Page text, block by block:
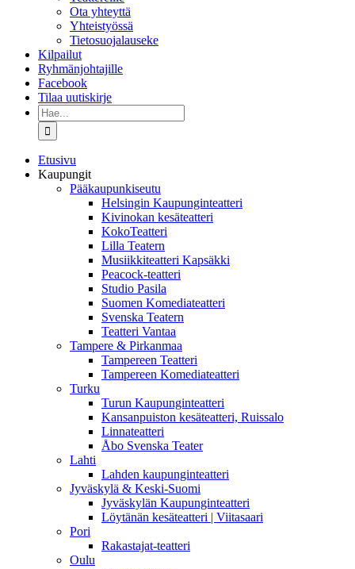
Ota yhteyttä
Yhteistyössä
Tietosuojalauseke
Kilpailut
Ryhmänjohtajille
Facebook
Tilaa uutiskirje
Etsi
...
Etusivu
Kaupungit
Pääkaupunkiseutu
Helsingin Kaupunginteatteri
Kivinokan kesäteatteri
KokoTeatteri
Lilla Teatern
Musiikkiteatteri Kapsäkki
Peacock-teatteri
Studio Pasila
Suomen Komediateatteri
Svenska Teatern
Teatteri Vantaa
Tampere & Pirkanmaa
Tampereen Teatteri
Tampereen Komediateatteri
Turku
Turun Kaupunginteatteri
Kansanpuiston kesäteatteri, Ruissalo
Linnateatteri
Åbo Svenska Teater
Lahti
Lahden kaupunginteatteri
Jyväskylä & Keski-Suomi
Jyväskylän Kaupunginteatteri
Löytänän kesäteatteri | Viitasaari
Pori
Rakastajat-teatteri
Oulu